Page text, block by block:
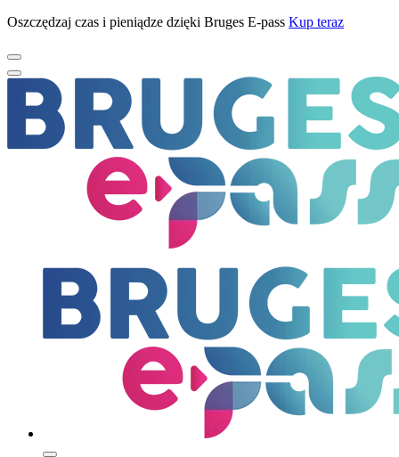
Oszczędzaj czas i pieniądze dzięki Bruges E-pass Kup teraz